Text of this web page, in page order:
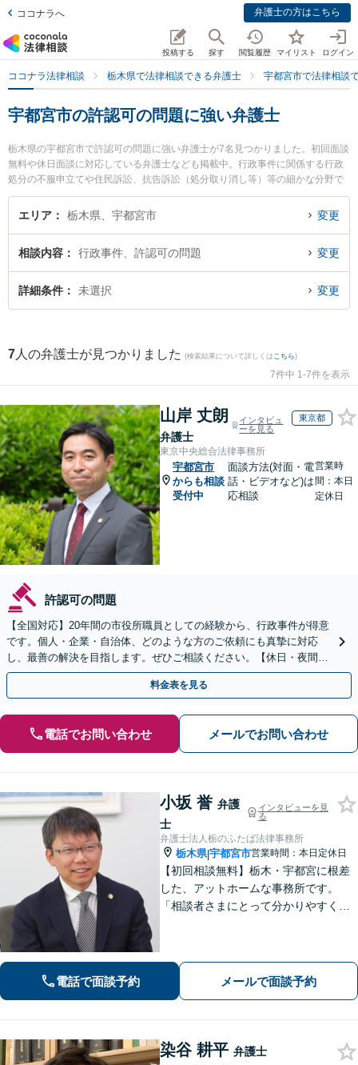
ココナラへ 弁護士の方はこちら
投稿する 探す 閲覧履歴 マイリスト ログイン
ココナラ法律相談 栃木県で法律相談できる弁護士 宇都宮市で法律相談
宇都宮市の許認可の問題に強い弁護士
栃木県の宇都宮市で許認可の問題に強い弁護士が7名見つかりました。初回面談
無料や休日面談に対応している弁護士なども掲載中。行政事件に関係する行政
処分の不服申立てや住民訴訟、抗告訴訟（処分取り消し等）等の細かな分野で
の絞り込み検索もでき便利です。特に弁護士法人栃のふたば法律事務所の小坂
誉弁護士や稲葉勉法律事務所の染谷 耕平弁護士、弁護士法人宇都宮東法律事務
に弁護士に相談したい』『許認可の問題のトラブル解決の実績豊富な近くの弁
護士を検索したい』『初回相談無料で許認可の問題を法律相談できる宇都宮市
内の弁護士に相談予約したい』などでお困りの相談者さんにおすすめです。
エリア 栃木県、宇都宮市 変更
相談内容 行政事件、許認可の問題 変更
詳細条件 未選択 変更
7 人の弁護士が見つかりました (検索結果について詳しくは こちら)
7件中 1-7件を表示
山岸 丈朗
弁護士
インタビュ
ーを見る
東京都
東京中央総合法律事務所
宇都宮市
からも相談
受付中
面談方法(対面・電
話・ビデオなど)は
応相談
営業時
間：本日
定休日
許認可の問題
【全国対応】20年間の市役所職員としての経験から、行政事件が得意
です。個人・企業・自治体、どのような方のご依頼にも真摯に対応
し、最善の解決を目指します。ぜひご相談ください。【休日・夜間相
談可】【ビデオ面談可】【銀座駅1分】
料金表を見る
電話でお問い合わせ メールでお問い合わせ
小坂 誉 弁護
士
インタビューを見
る
弁護士法人栃のふたば法律事務所
栃木県|宇都宮市営業時間：本日定休日
【初回相談無料】栃木・宇都宮に根差
した、アットホームな事務所です。
「相談者さまにとって分かりやすく説
気軽にご相談ください【無料駐車場あ
り】
電話で面談予約 メールで面談予約
染谷 耕平 弁護士